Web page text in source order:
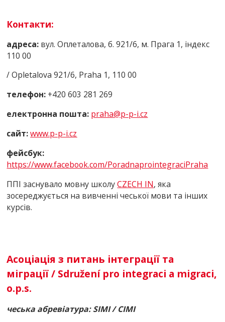
Контакти:
адреса: вул. Оплеталова, б. 921/6, м. Прага 1, індекс
110 00
/ Opletalova 921/6, Praha 1, 110 00
телефон: +420 603 281 269
електронна пошта: praha@p-p-i.cz
сайт:www.p-p-i.cz
фейсбук:
https://www.facebook.com/PoradnaprointegraciPraha
ППІ заснувало мовну школуCZЕCH IN, яка
зосереджується на вивченні чеської мови та інших
курсів.
Асоціація з питань інтеграції та
міграції / Sdružení pro integraci a migraci,
o.p.s.
чеська абревіатура:SIMI/ СІМІ